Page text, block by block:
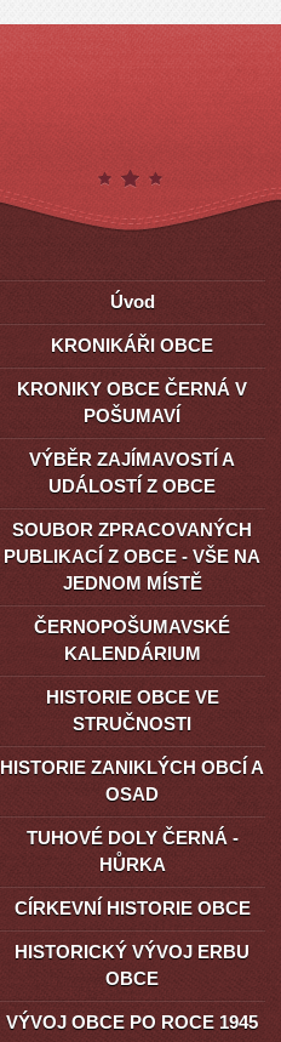
Úvod
KRONIKÁŘI OBCE
KRONIKY OBCE ČERNÁ V
POŠUMAVÍ
VÝBĚR ZAJÍMAVOSTÍ A
UDÁLOSTÍ Z OBCE
SOUBOR ZPRACOVANÝCH
PUBLIKACÍ Z OBCE - VŠE NA
JEDNOM MÍSTĚ
ČERNOPOŠUMAVSKÉ
KALENDÁRIUM
HISTORIE OBCE VE
STRUČNOSTI
HISTORIE ZANIKLÝCH OBCÍ A
OSAD
TUHOVÉ DOLY ČERNÁ -
HŮRKA
CÍRKEVNÍ HISTORIE OBCE
HISTORICKÝ VÝVOJ ERBU
OBCE
VÝVOJ OBCE PO ROCE 1945